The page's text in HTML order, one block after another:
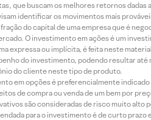
que buscam os melhores retornos
identificar os movimentos mais
fração do capital de uma empresa que é
O investimento em ações é um
expressa ou implícita, é feita neste
do investimento, podendo resultar
do cliente neste tipo de produto.
em opções é preferencialmente
de compra ou venda de um bem por
são consideradas de risco muito alto
para o investimento é de curto